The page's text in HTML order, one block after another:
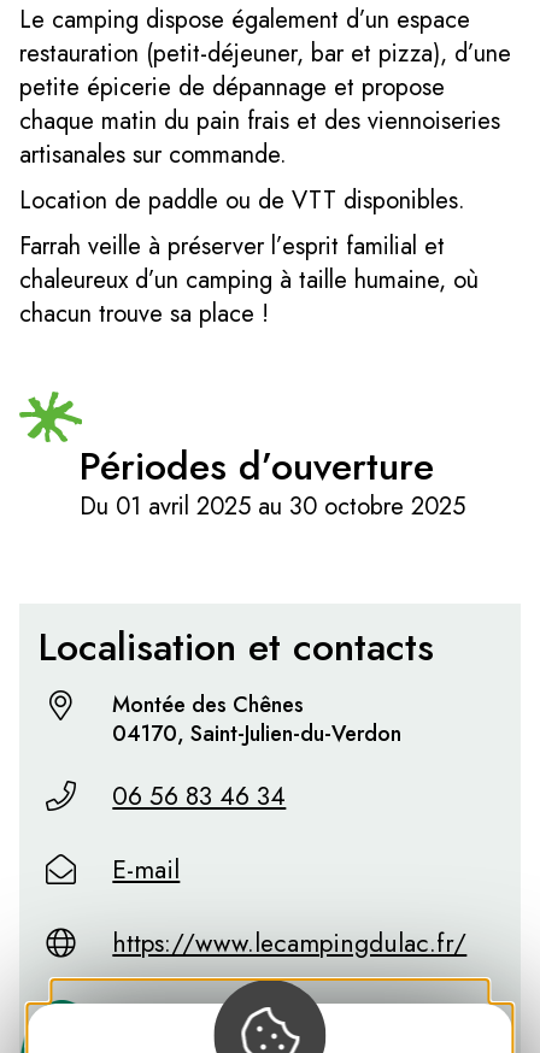
Le camping dispose également d’un espace
restauration (petit-déjeuner, bar et pizza), d’une
petite épicerie de dépannage et propose
chaque matin du pain frais et des viennoiseries
artisanales sur commande.
Location de paddle ou de VTT disponibles.
Farrah veille à préserver l’esprit familial et
chaleureux d’un camping à taille humaine, où
chacun trouve sa place !
Périodes d’ouverture
Du 01 avril 2025 au 30 octobre 2025
Localisation et contacts
Montée des Chênes
04170, Saint-Julien-du-Verdon
06 56 83 46 34
E-mail
https://www.lecampingdulac.fr/